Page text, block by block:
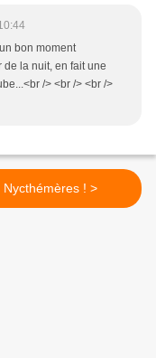
bon moment
la nuit, en fait une
/> <br /> <br />
Nycthémères ! >